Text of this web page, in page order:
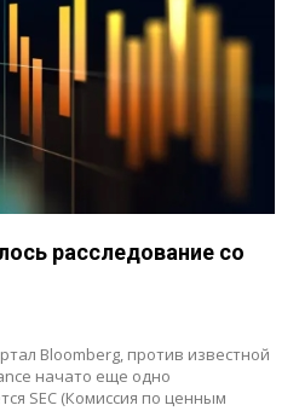
расследование со
Bloomberg, против известной
начато еще одно
SEC (Комиссия по ценным